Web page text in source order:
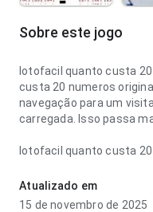
Sobre este jogo
lotofacil quanto custa
custa 20 numeros
navegação para um
carregada. Isso passa
lotofacil quanto custa
estrutura deixa claro o
impressão limpa e segura.
Atualizado em
15 de novembro de 2025